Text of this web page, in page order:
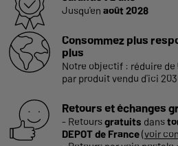
Jusqu'en août 2028
Consommez plus
plus
Notre objectif : réduire de
par produit vendu d'ici
Retours et échanges
- Retoursgratuits dans
DEPOT de France(voir